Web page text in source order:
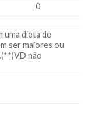
0
uma dieta de
ser maiores ou
não